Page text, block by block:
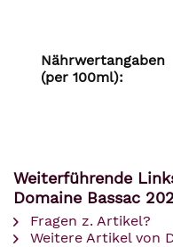
Nährwertangaben
(per 100ml):
Weiterführende
Domaine Bassac
Fragen z. Artikel?
Weitere Artikel von